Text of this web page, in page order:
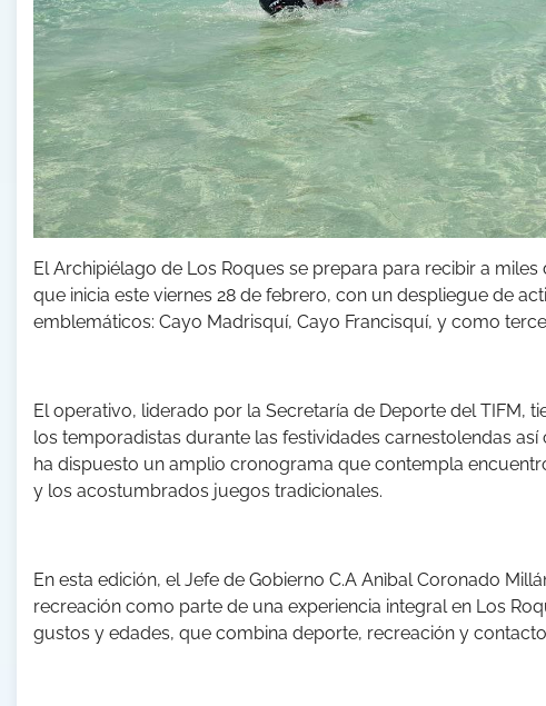
El Archipiélago de Los Roques se prepara para recibir a
que inicia este viernes 28 de febrero, con un despliegue de
emblemáticos: Cayo Madrisquí, Cayo Francisquí, y como
El operativo, liderado por la Secretaría de Deporte del TIFM,
los temporadistas durante las festividades carnestolendas
ha dispuesto un amplio cronograma que contempla
y los acostumbrados juegos tradicionales.
En esta edición, el Jefe de Gobierno C.A Anìbal Coronado
recreación como parte de una experiencia integral en Los
gustos y edades, que combina deporte, recreación y